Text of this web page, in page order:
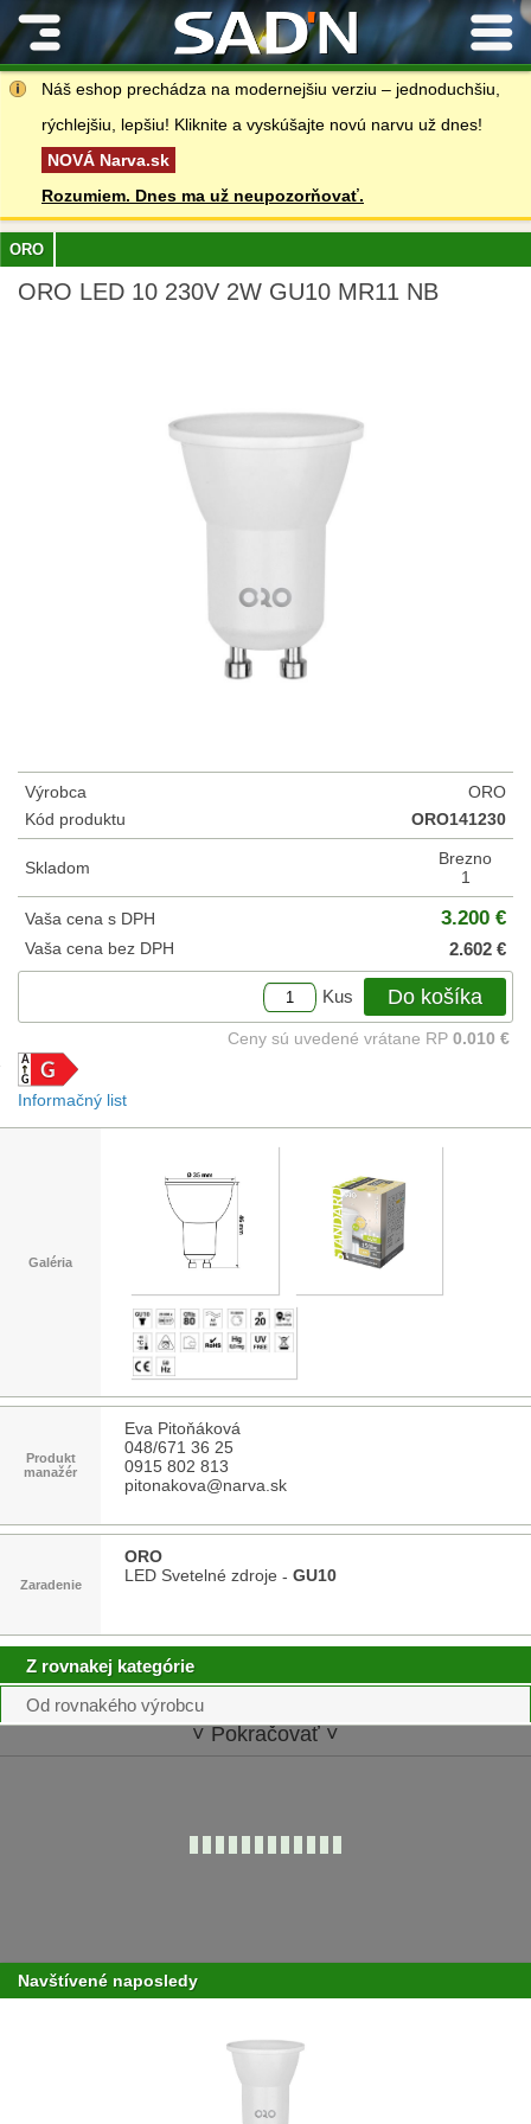
Náš eshop prechádza na modernejšiu verziu – jednoduchšiu,
rýchlejšiu, lepšiu! Kliknite a vyskúšajte novú narvu už dnes!
NOVÁ Narva.sk
Rozumiem. Dnes ma už neupozorňovať.
Kontakty
ORO
ORO LED 10 230V 2W GU10 MR11 NB
Výrobca
ORO
Kód produktu
ORO141230
Skladom
Brezno
1
Vaša cena s DPH 3.200 €
Vaša cena bez DPH 2.602 €
Kus Do košíka
Ceny sú uvedené vrátane RP 0.010 €
Informačný list
Galéria
Produkt
manažér
Eva Pitoňáková
048/671 36 25
0915 802 813
pitonakova@narva.sk
Zaradenie
ORO
LED Svetelné zdroje -GU10
Z rovnakej kategórie
Od rovnakého výrobcu
˅ Pokračovať ˅
Navštívené naposledy